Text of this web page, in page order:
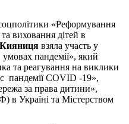
«Реформування
виховання дітей в
Кияниця взяла участь у
умовах пандемії», який
та реагування на виклики
пандемії СOVID -19»,
за права дитини»,
Україні та Містерством